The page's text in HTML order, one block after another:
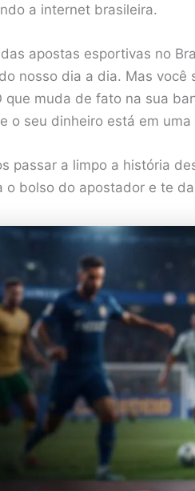
a internet brasileira.
apostas esportivas no
nosso dia a dia. Mas você
que muda de fato na sua
o seu dinheiro está em
passar a limpo a história
o bolso do apostador e te